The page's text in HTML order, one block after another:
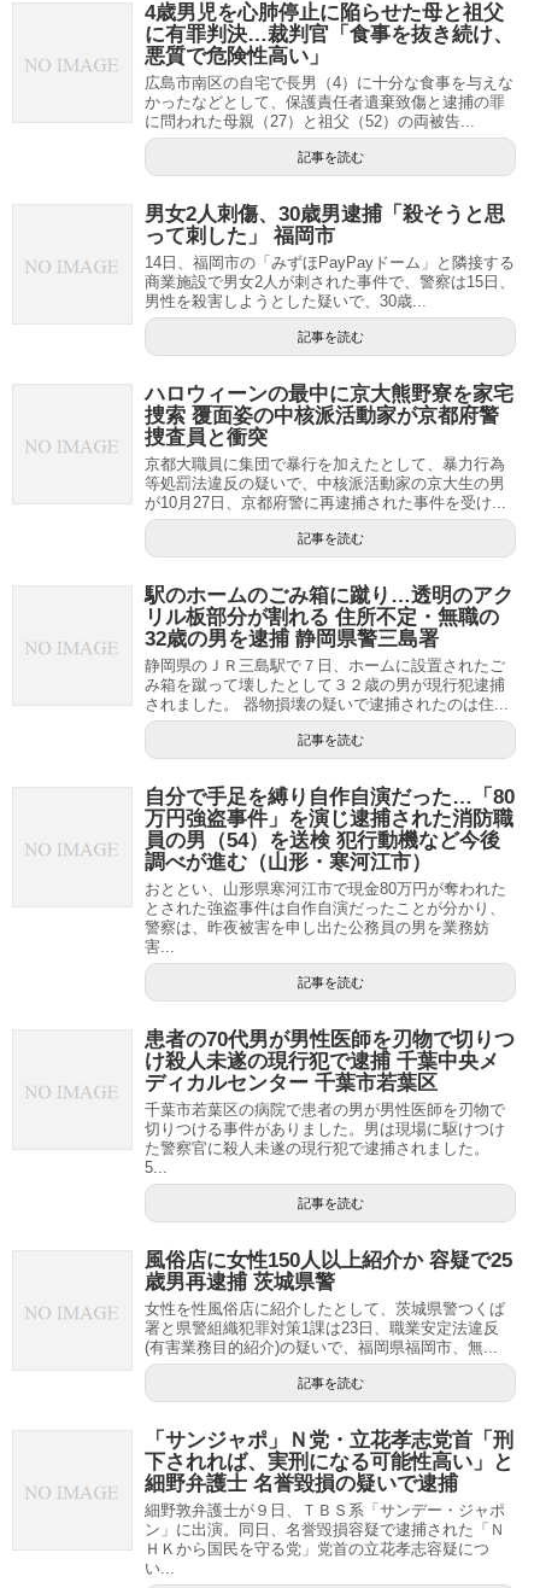
4歳男児を心肺停止に陥らせた母と祖父
に有罪判決…裁判官「食事を抜き続け、
悪質で危険性高い」
広島市南区の自宅で長男（4）に十分な食事を与えな
かったなどとして、保護責任者遺棄致傷と逮捕の罪
に問われた母親（27）と祖父（52）の両被告...
記事を読む
男女2人刺傷、30歳男逮捕「殺そうと思
って刺した」 福岡市
14日、福岡市の「みずほPayPayドーム」と隣接する
商業施設で男女2人が刺された事件で、警察は15日、
男性を殺害しようとした疑いで、30歳...
記事を読む
ハロウィーンの最中に京大熊野寮を家宅
捜索 覆面姿の中核派活動家が京都府警
捜査員と衝突
京都大職員に集団で暴行を加えたとして、暴力行為
等処罰法違反の疑いで、中核派活動家の京大生の男
が10月27日、京都府警に再逮捕された事件を受け...
記事を読む
駅のホームのごみ箱に蹴り…透明のアク
リル板部分が割れる 住所不定・無職の
32歳の男を逮捕 静岡県警三島署
静岡県のＪＲ三島駅で７日、ホームに設置されたご
み箱を蹴って壊したとして３２歳の男が現行犯逮捕
されました。 器物損壊の疑いで逮捕されたのは住...
記事を読む
自分で手足を縛り自作自演だった…「80
万円強盗事件」を演じ逮捕された消防職
員の男（54）を送検 犯行動機など今後
調べが進む（山形・寒河江市）
おととい、山形県寒河江市で現金80万円が奪われた
とされた強盗事件は自作自演だったことが分かり、
警察は、昨夜被害を申し出た公務員の男を業務妨
害...
記事を読む
患者の70代男が男性医師を刃物で切りつ
け殺人未遂の現行犯で逮捕 千葉中央メ
ディカルセンター 千葉市若葉区
千葉市若葉区の病院で患者の男が男性医師を刃物で
切りつける事件がありました。男は現場に駆けつけ
た警察官に殺人未遂の現行犯で逮捕されました。
5...
記事を読む
風俗店に女性150人以上紹介か 容疑で25
歳男再逮捕 茨城県警
女性を性風俗店に紹介したとして、茨城県警つくば
署と県警組織犯罪対策1課は23日、職業安定法違反
(有害業務目的紹介)の疑いで、福岡県福岡市、無...
記事を読む
「サンジャポ」Ｎ党・立花孝志党首「刑
下されれば、実刑になる可能性高い」と
細野弁護士 名誉毀損の疑いで逮捕
細野敦弁護士が９日、ＴＢＳ系「サンデー・ジャポ
ン」に出演。同日、名誉毀損容疑で逮捕された「Ｎ
ＨＫから国民を守る党」党首の立花孝志容疑につ
い...